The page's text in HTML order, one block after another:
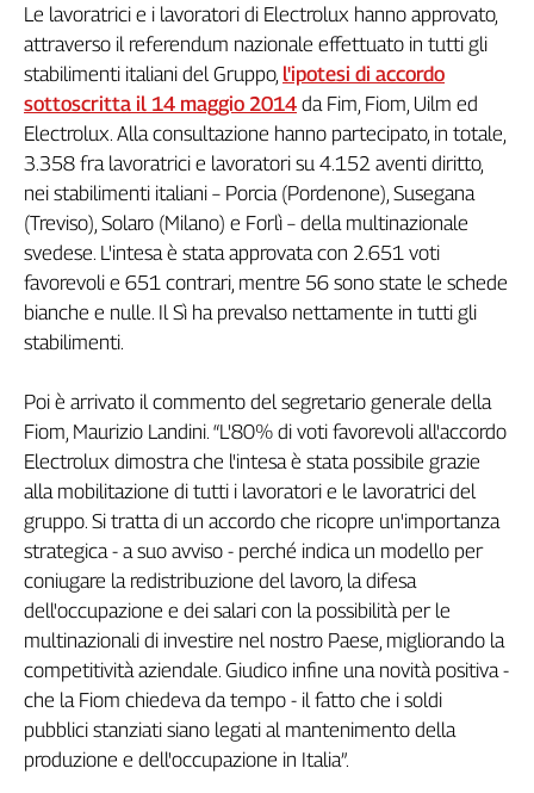
Nidil
Slc
Spi
Inca
Caaf
Speciali
G8
di
Genova,
il
sangue
120
anni
Cgil
Collettiva
Academy
Collettiva
Play
Rubriche
settimana
Collettiva
Le lavoratrici e i lavoratori di Electrolux hanno approvato,
attraverso il referendum nazionale effettuato in tutti gli
stabilimenti italiani del Gruppo, l'ipotesi di accordo
sottoscritta il 14 maggio 2014 da Fim, Fiom, Uilm ed
Electrolux. Alla consultazione hanno partecipato, in totale,
3.358 fra lavoratrici e lavoratori su 4.152 aventi diritto,
nei stabilimenti italiani – Porcia (Pordenone), Susegana
(Treviso), Solaro (Milano) e Forlì – della multinazionale
svedese. L'intesa è stata approvata con 2.651 voti
favorevoli e 651 contrari, mentre 56 sono state le schede
bianche e nulle. Il Sì ha prevalso nettamente in tutti gli
stabilimenti.
Poi è arrivato il commento del segretario generale della
Fiom, Maurizio Landini. “L'80% di voti favorevoli all'accordo
Electrolux dimostra che l'intesa è stata possibile grazie
alla mobilitazione di tutti i lavoratori e le lavoratrici del
gruppo. Si tratta di un accordo che ricopre un'importanza
strategica - a suo avviso - perché indica un modello per
coniugare la redistribuzione del lavoro, la difesa
dell'occupazione e dei salari con la possibilità per le
multinazionali di investire nel nostro Paese, migliorando la
competitività aziendale. Giudico infine una novità positiva -
che la Fiom chiedeva da tempo - il fatto che i soldi
pubblici stanziati siano legati al mantenimento della
produzione e dell'occupazione in Italia”.